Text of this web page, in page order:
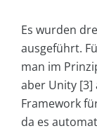
Es wurden
ausgeführt.
man im
aber Unity [3]
Framework
da es